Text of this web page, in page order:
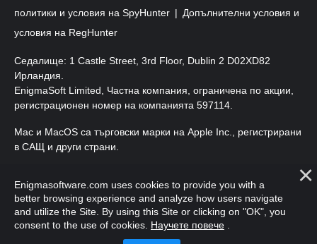
политики и условия на SpyHunter
Допълнителни условия и
условия на RegHunter
Седалище: 1 Castle Street, 3rd Floor, Dublin 2 D02XD82
Ирландия.
EnigmaSoft Limited, Частна компания, ограничена по акции,
регистрационен номер на компанията 597114.
Mac и MacOS са търговски марки на Apple Inc., регистрирани
в САЩ и други страни.
запазени.
Enigmasoftware.com uses cookies to provide you with a
better browsing experience and analyze how users navigate
and utilize the Site. By using this Site or clicking on "OK", you
consent to the use of cookies. Научете повече